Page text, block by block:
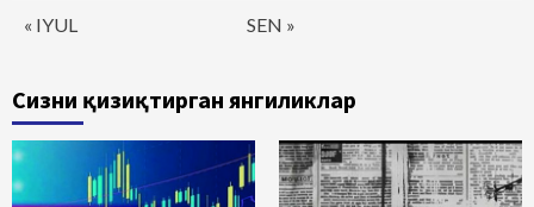
« IYUL SEN »
Сизни қизиқтирган янгиликлар